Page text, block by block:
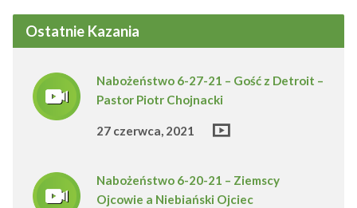
Ostatnie Kazania
Nabożeństwo 6-27-21 – Gość z Detroit –
Pastor Piotr Chojnacki
27 czerwca, 2021
Nabożeństwo 6-20-21 – Ziemscy
Ojcowie a Niebiański Ojciec